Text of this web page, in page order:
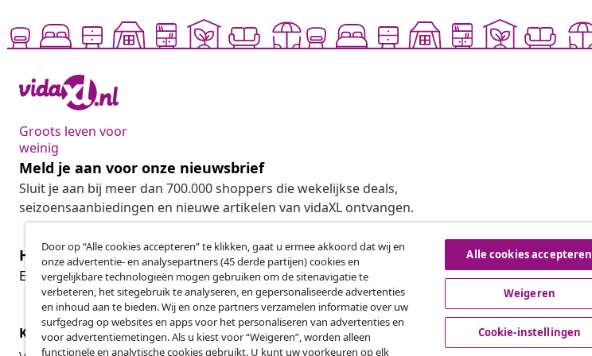
Groots leven voor
weinig
Meld je aan voor onze nieuwsbrief
Sluit je aan bij meer dan 700.000 shoppers die wekelijkse deals,
seizoensaanbiedingen en nieuwe artikelen van vidaXL ontvangen.
Herroeping van de overeenkomst
Een annulering voor je bestelling indienen
Herroeping van de overeenkomst
Klantenservice
Zakelijk
vidaXL
Door op “Alle cookies accepteren” te klikken, gaat u ermee akkoord dat wij en
onze advertentie- en analysepartners (45 derde partijen) cookies en
vergelijkbare technologieën mogen gebruiken om de sitenavigatie te
verbeteren, het sitegebruik te analyseren, en gepersonaliseerde advertenties
en inhoud aan te bieden. Wij en onze partners verzamelen informatie over uw
surfgedrag op websites en apps voor het personaliseren van advertenties en
voor advertentiemetingen. Als u kiest voor “Weigeren”, worden alleen
functionele en analytische cookies gebruikt. U kunt uw voorkeuren op elk
Alle cookies accepteren
Weigeren
Cookie-instellingen